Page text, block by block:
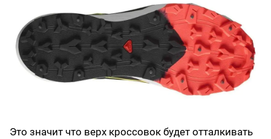
Это значит что верх кроссовок будет отталкивать